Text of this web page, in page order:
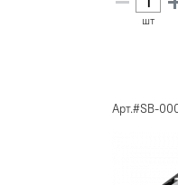
шт
Арт.#SB-